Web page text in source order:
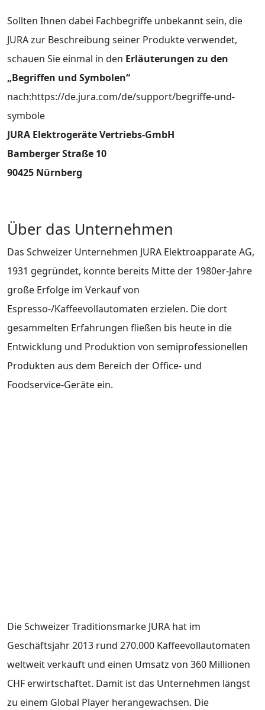
Sollten Ihnen dabei Fachbegriffe unbekannt sein, die
JURA zur Beschreibung seiner Produkte verwendet,
schauen Sie einmal in den Erläuterungen zu den
„Begriffen und Symbolen“
nach:https://de.jura.com/de/support/begriffe-und-
symbole
JURA Elektrogeräte Vertriebs-GmbH
Bamberger Straße 10
90425 Nürnberg
Über das Unternehmen
Das Schweizer Unternehmen JURA Elektroapparate AG,
1931 gegründet, konnte bereits Mitte der 1980er-Jahre
große Erfolge im Verkauf von
Espresso-/Kaffeevollautomaten erzielen. Die dort
gesammelten Erfahrungen fließen bis heute in die
Entwicklung und Produktion von semiprofessionellen
Produkten aus dem Bereich der Office- und
Foodservice-Geräte ein.
Die Schweizer Traditionsmarke JURA hat im
Geschäftsjahr 2013 rund 270.000 Kaffeevollautomaten
weltweit verkauft und einen Umsatz von 360 Millionen
CHF erwirtschaftet. Damit ist das Unternehmen längst
zu einem Global Player herangewachsen. Die